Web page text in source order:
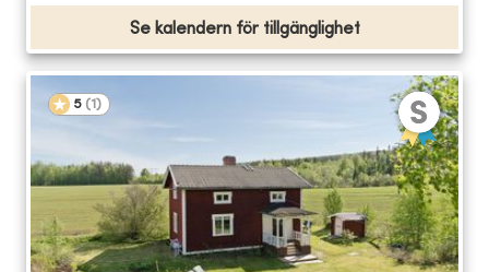
Se kalendern för tillgänglighet
5 (1 )